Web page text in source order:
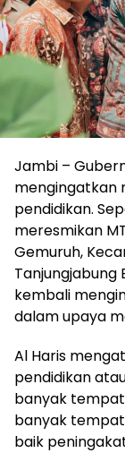
Jambi –
mengingatkan
pendidikan.
meresmikan
Gemuruh,
Tanjungjabung
kembali
dalam upaya
Al Haris
pendidikan
banyak
banyak
baik